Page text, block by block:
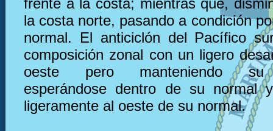
frente a la costa; mientras que,
la costa norte, pasando a condición
normal. El anticiclón del Pacífico
composición zonal con un ligero
oeste pero manteniendo su
esperándose dentro de su normal
ligeramente al oeste de su normal.